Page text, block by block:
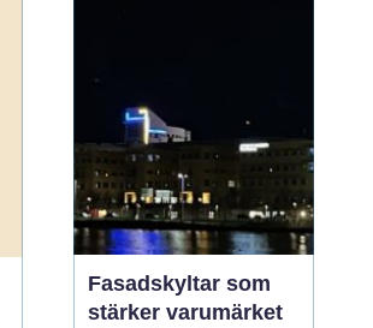
man ska agera, utan
hu...
Fasadskyltar som
stärker varumärket